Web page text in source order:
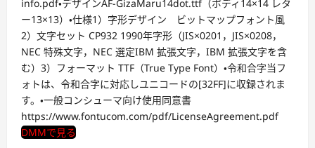
info.pdf・デザインAF-GizaMaru14dot.ttf（ボディ14×14 レタ
ー13×13）・仕様1）字形デザイン ビットマップフォント風
2）文字セット CP932 1990年字形（JIS×0201，JIS×0208，
NEC 特殊文字，NEC 選定IBM 拡張文字，IBM 拡張文字を含
む）3）フォーマット TTF（True Type Font）・令和合字当フ
ォトは、令和合字に対応しユニコードの[32FF]に収録されま
す。・一般コンシューマ向け使用同意書
https://www.fontucom.com/pdf/LicenseAgreement.pdf
DMMで見る